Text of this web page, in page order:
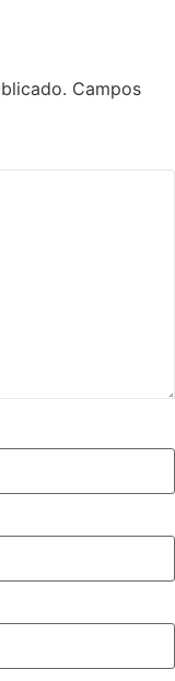
Campos